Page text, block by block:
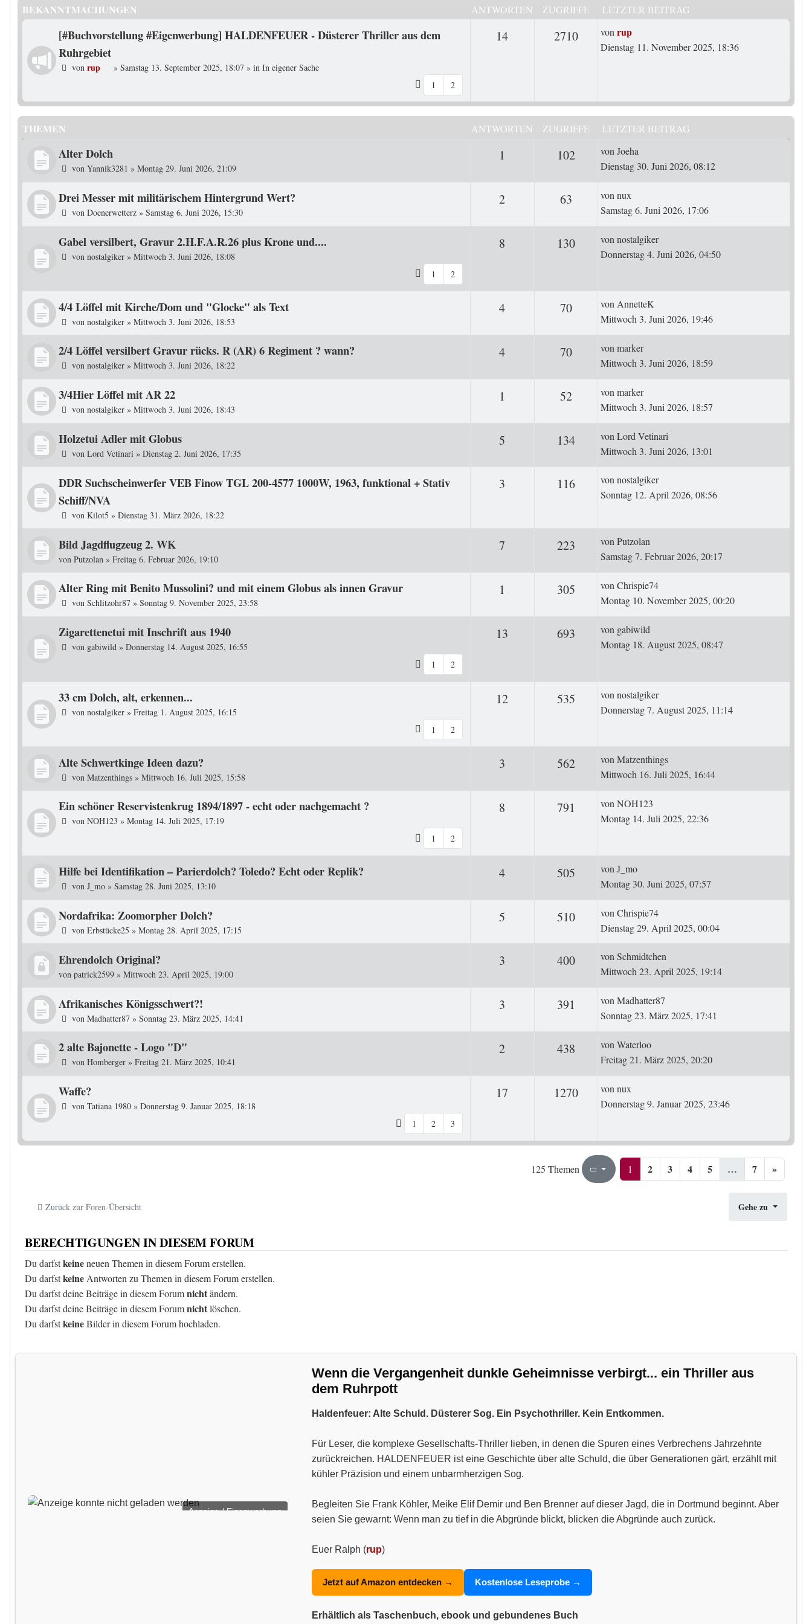
BEKANNTMACHUNGEN ANTWORTEN ZUGRIFFE LETZTER BEITRAG
[#Buchvorstellung #Eigenwerbung] HALDENFEUER - Düsterer Thriller aus dem
Ruhrgebiet
von rup » Samstag 13. September 2025, 18:07 » in In eigener Sache
1
2
14Antworten2710ZugriffeLetzter Beitrag
vonrup
Dienstag 11. November 2025, 18:36
THEMEN ANTWORTEN ZUGRIFFE LETZTER BEITRAG
Alter Dolch
von Yannik3281 » Montag 29. Juni 2026, 21:09
1 102ZugriffeLetzter Beitrag
vonJoeha
Dienstag 30. Juni 2026, 08:12
Drei Messer mit militärischem Hintergrund Wert?
von Doenerwetterz » Samstag 6. Juni 2026, 15:30
2Antworten 63 ZugriffeLetzter Beitrag
vonnux
Samstag 6. Juni 2026, 17:06
Gabel versilbert, Gravur 2.H.F.A.R.26 plus Krone und....
von nostalgiker » Mittwoch 3. Juni 2026, 18:08
1
2
8 130ZugriffeLetzter Beitrag
vonnostalgiker
Donnerstag 4. Juni 2026, 04:50
4/4 Löffel mit Kirche/Dom und "Glocke" als Text
von nostalgiker » Mittwoch 3. Juni 2026, 18:53
4Antworten 70ZugriffeLetzter Beitrag
vonAnnetteK
Mittwoch 3. Juni 2026, 19:46
2/4 Löffel versilbert Gravur rücks. R (AR) 6 Regiment ? wann?
von nostalgiker » Mittwoch 3. Juni 2026, 18:22
4Antworten 70ZugriffeLetzter Beitrag
vonmarker
Mittwoch 3. Juni 2026, 18:59
3/4Hier Löffel mit AR 22
von nostalgiker » Mittwoch 3. Juni 2026, 18:43
1 52ZugriffeLetzter Beitrag
vonmarker
Mittwoch 3. Juni 2026, 18:57
Holzetui Adler mit Globus
von Lord Vetinari » Dienstag 2. Juni 2026, 17:35
5 134ZugriffeLetzter Beitrag
vonLord Vetinari
Mittwoch 3. Juni 2026, 13:01
DDR Suchscheinwerfer VEB Finow TGL 200-4577 1000W, 1963, funktional + Stativ
Schiff/NVA
von Kilot5 » Dienstag 31. März 2026, 18:22
3 116ZugriffeLetzter Beitrag
vonnostalgiker
Sonntag 12. April 2026, 08:56
Bild Jagdflugzeug 2. WK
von Putzolan » Freitag 6. Februar 2026, 19:10
7 223 ZugriffeLetzter Beitrag
vonPutzolan
Samstag 7. Februar 2026, 20:17
Alter Ring mit Benito Mussolini? und mit einem Globus als innen Gravur
von Schlitzohr87 » Sonntag 9. November 2025, 23:58
1 305 ZugriffeLetzter Beitrag
vonChrispie74
Montag 10. November 2025, 00:20
Zigarettenetui mit Inschrift aus 1940
von gabiwild » Donnerstag 14. August 2025, 16:55
1
2
13 Antworten693 ZugriffeLetzter Beitrag
von gabiwild
Montag 18. August 2025, 08:47
33 cm Dolch, alt, erkennen...
von nostalgiker » Freitag 1. August 2025, 16:15
1
2
12Antworten535 ZugriffeLetzter Beitrag
vonnostalgiker
Donnerstag 7. August 2025, 11:14
Alte Schwertkinge Ideen dazu?
von Matzenthings » Mittwoch 16. Juli 2025, 15:58
3 562ZugriffeLetzter Beitrag
vonMatzenthings
Mittwoch 16. Juli 2025, 16:44
Ein schöner Reservistenkrug 1894/1897 - echt oder nachgemacht ?
von NOH123 » Montag 14. Juli 2025, 17:19
1
2
8 791 ZugriffeLetzter Beitrag
vonNOH123
Montag 14. Juli 2025, 22:36
Hilfe bei Identifikation – Parierdolch? Toledo? Echt oder Replik?
von J_mo » Samstag 28. Juni 2025, 13:10
4Antworten 505 ZugriffeLetzter Beitrag
vonJ_mo
Montag 30. Juni 2025, 07:57
Nordafrika: Zoomorpher Dolch?
von Erbstücke25 » Montag 28. April 2025, 17:15
5 510ZugriffeLetzter Beitrag
vonChrispie74
Dienstag 29. April 2025, 00:04
Ehrendolch Original?
von patrick2599 » Mittwoch 23. April 2025, 19:00
3 400ZugriffeLetzter Beitrag
vonSchmidtchen
Mittwoch 23. April 2025, 19:14
Afrikanisches Königsschwert?!
von Madhatter87 » Sonntag 23. März 2025, 14:41
3 391 ZugriffeLetzter Beitrag
vonMadhatter87
Sonntag 23. März 2025, 17:41
2 alte Bajonette - Logo "D"
von Homberger » Freitag 21. März 2025, 10:41
2Antworten 438 ZugriffeLetzter Beitrag
vonWaterloo
Freitag 21. März 2025, 20:20
Waffe?
von Tatiana 1980 » Donnerstag 9. Januar 2025, 18:18
1
2 3
17 Antworten1270ZugriffeLetzter Beitrag
vonnux
Donnerstag 9. Januar 2025, 23:46
125 Themen Seite1 von
1 2 3 4 5 … 7 »
Zurück zur Foren-Übersicht Gehe zu
BERECHTIGUNGEN IN DIESEM FORUM
Du darfstkeineneuen Themen in diesem Forum erstellen.
Du darfstkeine Antworten zu Themen in diesem Forum erstellen.
Du darfst deine Beiträge in diesem Forumnichtändern.
Du darfst deine Beiträge in diesem Forumnichtlöschen.
Du darfstkeineBilder in diesem Forum hochladen.
Anzeige / Eigenwerbung
Wenn die Vergangenheit dunkle Geheimnisse verbirgt... ein Thriller aus
dem Ruhrpott
Haldenfeuer: Alte Schuld. Düsterer Sog. Ein Psychothriller. Kein Entkommen.
Für Leser, die komplexe Gesellschafts-Thriller lieben, in denen die Spuren eines Verbrechens Jahrzehnte
zurückreichen. HALDENFEUER ist eine Geschichte über alte Schuld, die über Generationen gärt, erzählt mit
kühler Präzision und einem unbarmherzigen Sog.
Begleiten Sie Frank Köhler, Meike Elif Demir und Ben Brenner auf dieser Jagd, die in Dortmund beginnt. Aber
seien Sie gewarnt: Wenn man zu tief in die Abgründe blickt, blicken die Abgründe auch zurück.
Euer Ralph (rup)
Jetzt auf Amazon entdecken → Kostenlose Leseprobe →
Erhältlich als Taschenbuch, ebook und gebundenes Buch